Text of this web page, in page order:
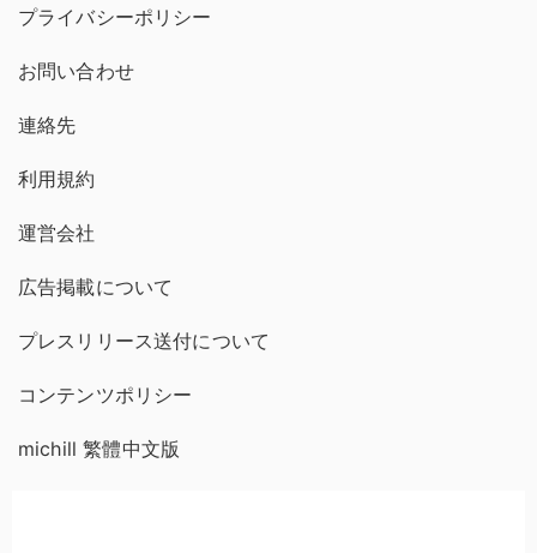
プライバシーポリシー
お問い合わせ
連絡先
利用規約
運営会社
広告掲載について
プレスリリース送付について
コンテンツポリシー
michill 繁體中文版